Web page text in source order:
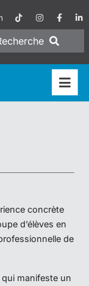
concrète
d’élèves en
de
manifeste un